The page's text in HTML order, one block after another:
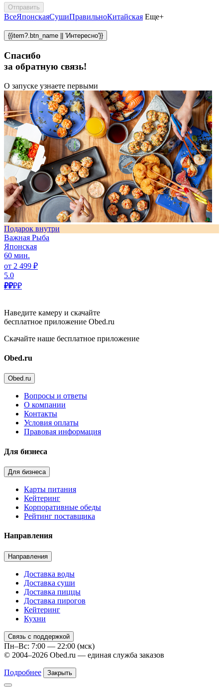
Отправить
ВсеЯпонскаяСушиПравильноКитайская Еще+
{{item?.btn_name || 'Интересно'}}
Спасибо
за обратную связь!
О запуске узнаете первыми
Подарок внутри
Важная Рыба
Японская
60 мин.
от 2 499 ₽
5.0
₽₽₽₽
Наведите камеру и скачайте
бесплатное приложение Obed.ru
Скачайте наше бесплатное приложение
Obed.ru
Obed.ru
Вопросы и ответы
О компании
Контакты
Условия оплаты
Правовая информация
Для бизнеса
Для бизнеса
Карты питания
Кейтеринг
Корпоративные обеды
Рейтинг поставщика
Направления
Направления
Доставка воды
Доставка суши
Доставка пиццы
Доставка пирогов
Кейтеринг
Кухни
Связь с поддержкой
Пн–Вс: 7:00 — 22:00 (мск)
© 2004–2026 Obed.ru — единая служба заказов
Подробнее Закрыть